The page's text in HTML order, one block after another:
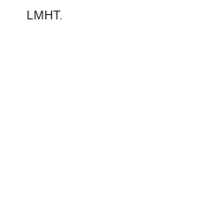
LMHT.